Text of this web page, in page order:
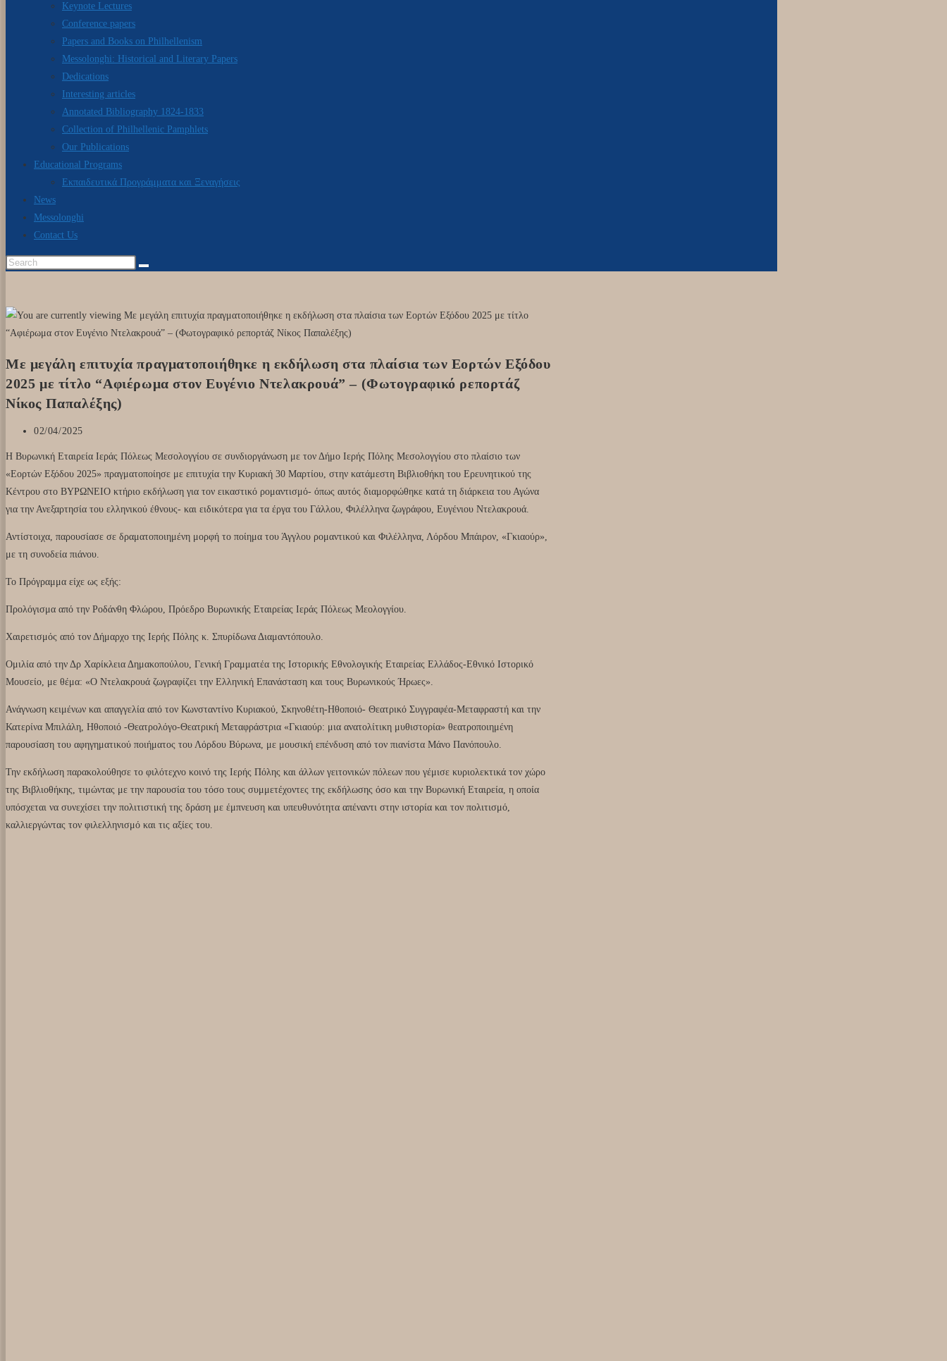
Keynote Lectures
Conference papers
Papers and Books on Philhellenism
Messolonghi: Historical and Literary Papers
Dedications
Interesting articles
Annotated Bibliography 1824-1833
Collection of Philhellenic Pamphlets
Our Publications
Educational Programs
Εκπαιδευτικά Προγράμματα και Ξεναγήσεις
News
Messolonghi
Contact Us
Με μεγάλη επιτυχία πραγματοποιήθηκε η εκδήλωση στα πλαίσια των Εορτών Εξόδου
2025 με τίτλο “Αφιέρωμα στον Ευγένιο Ντελακρουά” – (Φωτογραφικό ρεπορτάζ
Νίκος Παπαλέξης)
02/04/2025
Η Βυρωνική Εταιρεία Ιεράς Πόλεως Μεσολογγίου σε συνδιοργάνωση με τον Δήμο Ιερής Πόλης Μεσολογγίου στο πλαίσιο των
«Εορτών Εξόδου 2025» πραγματοποίησε με επιτυχία την Κυριακή 30 Μαρτίου, στην κατάμεστη Βιβλιοθήκη του Ερευνητικού της
Κέντρου στο ΒΥΡΩΝΕΙΟ κτήριο εκδήλωση για τον εικαστικό ρομαντισμό- όπως αυτός διαμορφώθηκε κατά τη διάρκεια του Αγώνα
για την Ανεξαρτησία του ελληνικού έθνους- και ειδικότερα για τα έργα του Γάλλου, Φιλέλληνα ζωγράφου, Ευγένιου Ντελακρουά.
Αντίστοιχα, παρουσίασε σε δραματοποιημένη μορφή το ποίημα του Άγγλου ρομαντικού και Φιλέλληνα, Λόρδου Μπάιρον, «Γκιαούρ»,
με τη συνοδεία πιάνου.
Το Πρόγραμμα είχε ως εξής:
Προλόγισμα από την Ροδάνθη Φλώρου, Πρόεδρο Βυρωνικής Εταιρείας Ιεράς Πόλεως Μεολογγίου.
Χαιρετισμός από τον Δήμαρχο της Ιερής Πόλης κ. Σπυρίδωνα Διαμαντόπουλο.
Ομιλία από την Δρ Χαρίκλεια Δημακοπούλου, Γενική Γραμματέα της Ιστορικής Εθνολογικής Εταιρείας Ελλάδος-Εθνικό Ιστορικό
Μουσείο, με θέμα: «Ο Ντελακρουά ζωγραφίζει την Ελληνική Επανάσταση και τους Βυρωνικούς Ήρωες».
Ανάγνωση κειμένων και απαγγελία από τον Κωνσταντίνο Κυριακού, Σκηνοθέτη-Ηθοποιό- Θεατρικό Συγγραφέα-Μεταφραστή και την
Κατερίνα Μπιλάλη, Ηθοποιό -Θεατρολόγο-Θεατρική Μεταφράστρια «Γκιαούρ: μια ανατολίτικη μυθιστορία» θεατροποιημένη
παρουσίαση του αφηγηματικού ποιήματος του Λόρδου Βύρωνα, με μουσική επένδυση από τον πιανίστα Μάνο Πανόπουλο.
Την εκδήλωση παρακολούθησε το φιλότεχνο κοινό της Ιερής Πόλης και άλλων γειτονικών πόλεων που γέμισε κυριολεκτικά τον χώρο
της Βιβλιοθήκης, τιμώντας με την παρουσία του τόσο τους συμμετέχοντες της εκδήλωσης όσο και την Βυρωνική Εταιρεία, η οποία
υπόσχεται να συνεχίσει την πολιτιστική της δράση με έμπνευση και υπευθυνότητα απέναντι στην ιστορία και τον πολιτισμό,
καλλιεργώντας τον φιλελληνισμό και τις αξίες του.